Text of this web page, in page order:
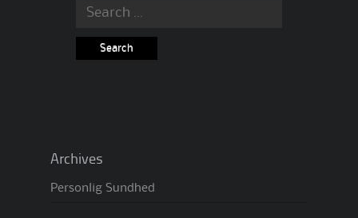
Search
Archives
Personlig Sundhed